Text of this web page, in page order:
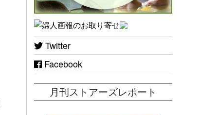
Twitter
Facebook
月刊ストアーズレポート